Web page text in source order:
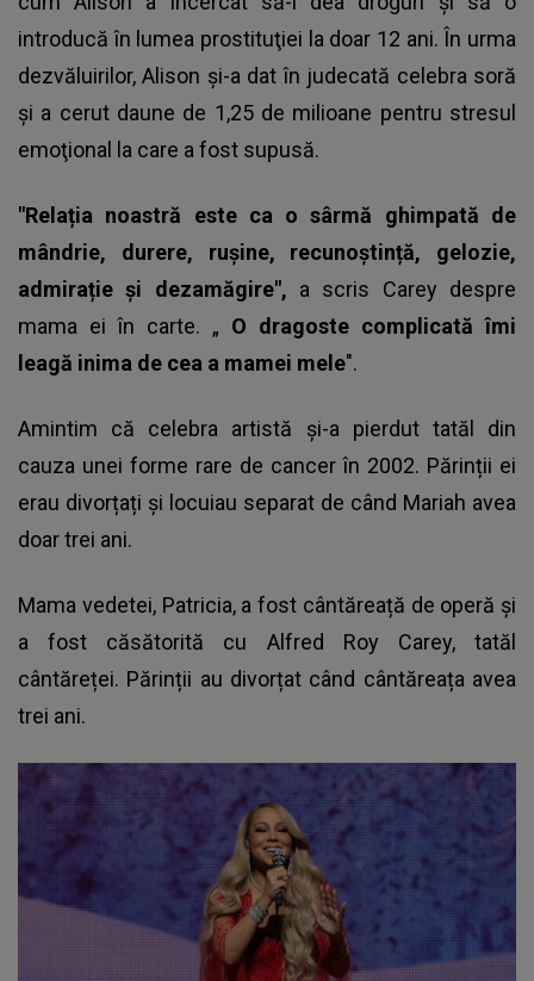
introducă în lumea prostituţiei la doar 12 ani. În urma
dezvăluirilor, Alison și-a dat în judecată celebra soră
şi a cerut daune de 1,25 de milioane pentru stresul
emoţional la care a fost supusă.
"Relația noastră este ca o sârmă ghimpată de
mândrie, durere, rușine, recunoștință, gelozie,
admirație și dezamăgire", a scris Carey despre
mama ei în carte. „ O dragoste complicată îmi
leagă inima de cea a mamei mele".
Amintim că celebra artistă și-a pierdut tatăl din
cauza unei forme rare de cancer în 2002. Părinții ei
erau divorțați și locuiau separat de când Mariah avea
doar trei ani.
Mama vedetei, Patricia, a fost cântăreață de operă și
a fost căsătorită cu Alfred Roy Carey, tatăl
cântăreței. Părinții au divorțat când cântăreața avea
trei ani.